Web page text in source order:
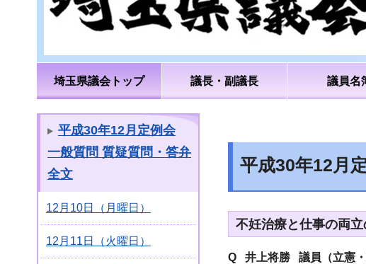
埼玉県議会トップ 議長・副議長 議員名
平成30年12月定例会
一般質問 質疑質問・答弁
全文
12月10日（月曜日）
12月11日（火曜日）
平成30年12月
不妊治療と仕事の両
Q 井上将勝 議員（立憲